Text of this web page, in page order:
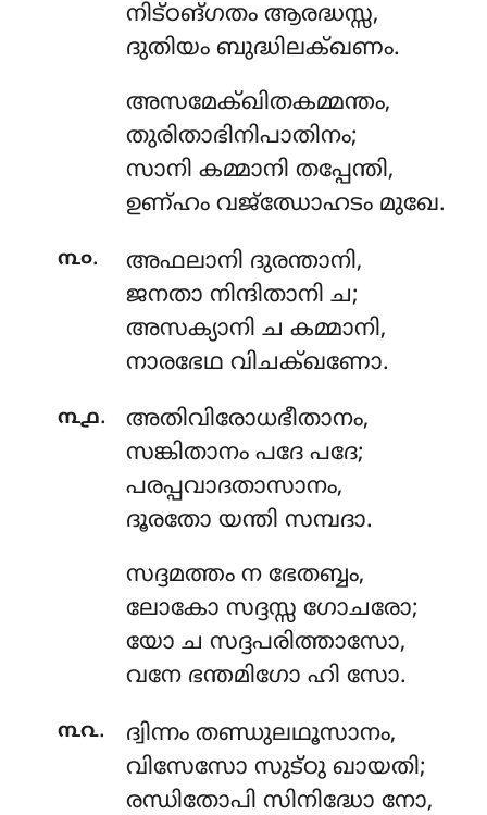
നിട്ഠങ്ഗതം ആരദ്ധസ്സ,
ദുതിയം ബുദ്ധിലക്ഖണം.
അസമേക്ഖിതകമ്മന്തം,
തുരിതാഭിനിപാതിനം;
സാനി കമ്മാനി തപ്പേന്തി,
ഉണ്ഹം വജ്ഝോഹടം മുഖേ.
൩൦. അഫലാനി ദുരന്താനി,
ജനതാ നിന്ദിതാനി ച;
അസക്യാനി ച കമ്മാനി,
നാരഭേഥ വിചക്ഖണോ.
൩൧. അതിവിരോധഭീതാനം,
സങ്കിതാനം പദേ പദേ;
പരപ്പവാദതാസാനം,
ദൂരതോ യന്തി സമ്പദാ.
സദ്ദമത്തം ന ഭേതബ്ബം,
ലോകോ സദ്ദസ്സ ഗോചരോ;
യോ ച സദ്ദപരിത്താസോ,
വനേ ഭന്തമിഗോ ഹി സോ.
൩൨. ദ്വിന്നം തണ്ഡുലഥൂസാനം,
വിസേസോ സുട്ഠു ഖായതി;
രന്ധിതോപി സിനിദ്ധോ നോ,